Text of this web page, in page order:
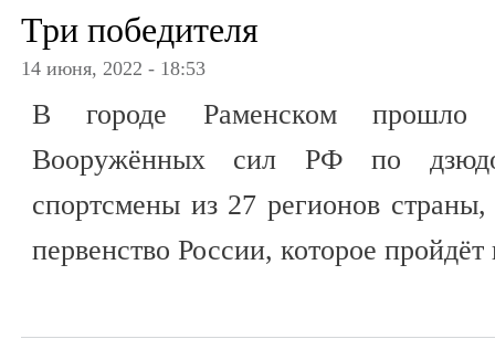
Три победителя
14 июня, 2022 - 18:53
В городе Раменском прошло
Вооружённых сил РФ по
спортсмены из 27 регионов
первенство России, которое